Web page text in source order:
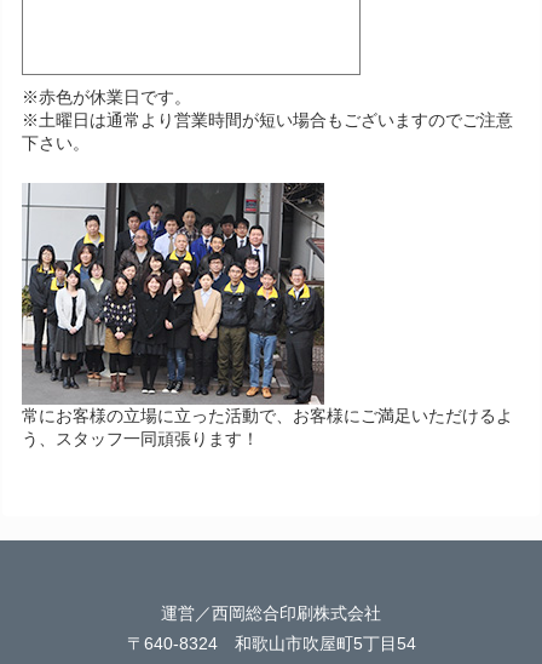
※赤色が休業日です。
※土曜日は通常より営業時間が短い場合もございますのでご注意
下さい。
常にお客様の立場に立った活動で、お客様にご満足いただけるよ
う、スタッフ一同頑張ります！
運営／西岡総合印刷株式会社
〒640-8324 和歌山市吹屋町5丁目54